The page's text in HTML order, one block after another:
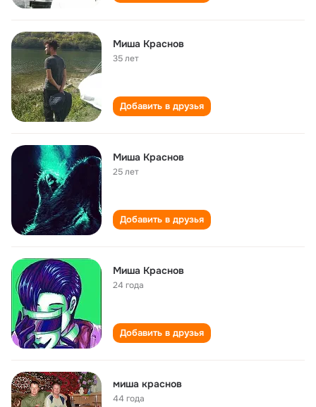
Миша Краснов
35 лет
Добавить в друзья
Миша Краснов
25 лет
Добавить в друзья
Миша Краснов
24 года
Добавить в друзья
миша краснов
44 года